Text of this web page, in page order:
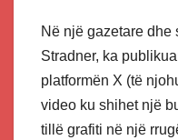
Në një gazetare dhe
Stradner, ka
platformën X (të
video ku shihet një
tillë grafiti në një